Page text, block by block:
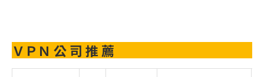
ＶＰＮ 公 司 推 薦